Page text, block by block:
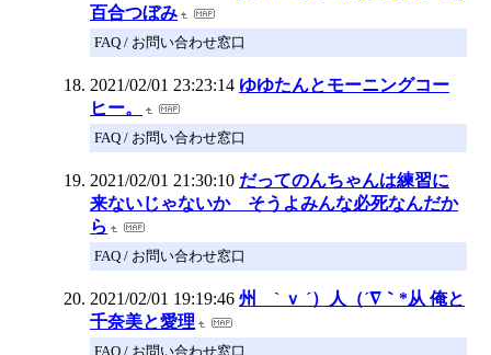
百合つぼみ
FAQ / お問い合わせ窓口
2021/02/01 23:23:14 ゆゆたんとモーニングコー
ヒー。
FAQ / お問い合わせ窓口
2021/02/01 21:30:10 だってのんちゃんは練習に
来ないじゃないか そうよみんな必死なんだか
ら
FAQ / お問い合わせ窓口
2021/02/01 19:19:46 州 ` ｖ ´）人（´∇｀*从 俺と
千奈美と愛理
FAQ / お問い合わせ窓口